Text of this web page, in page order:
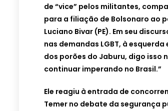
de “vice” pelos militantes,
para a filiação de Bolsonaro ao
Luciano Bivar (PE). Em seu
nas demandas LGBT, à
dos porões do Jaburu, digo isso
continuar imperando no Brasil.”
Ele reagiu à entrada de
Temer no debate da segurança